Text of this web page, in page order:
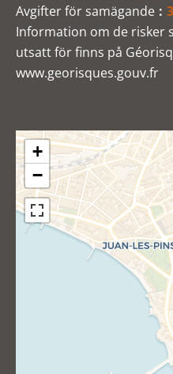
Avgifter för samägande
Information om de risker
utsatt för finns på
www.georisques.gouv.fr
+
−